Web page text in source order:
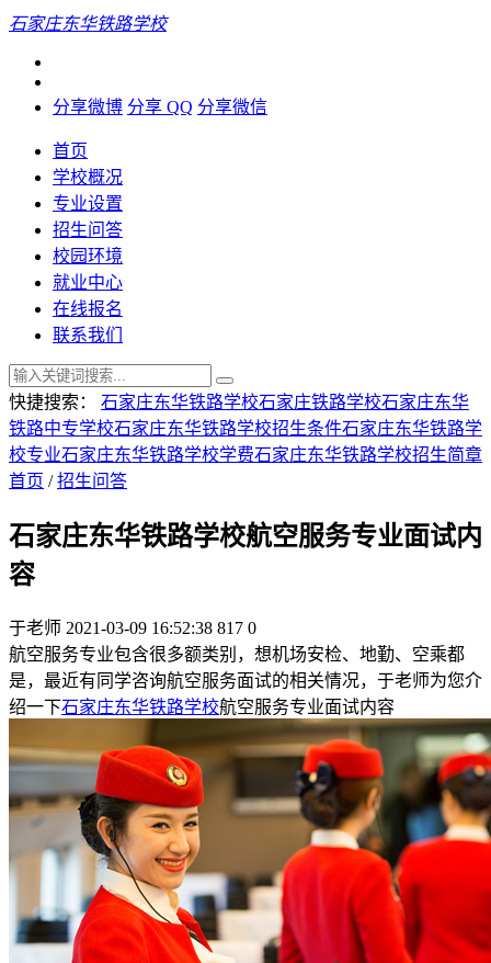
石家庄东华铁路学校
分享微博 分享 QQ 分享微信
首页
学校概况
专业设置
招生问答
校园环境
就业中心
在线报名
联系我们
快捷搜索： 石家庄东华铁路学校石家庄铁路学校石家庄东华
铁路中专学校石家庄东华铁路学校招生条件石家庄东华铁路学
校专业石家庄东华铁路学校学费石家庄东华铁路学校招生简章
首页 /招生问答
石家庄东华铁路学校航空服务专业面试内
容
于老师 2021-03-09 16:52:38 817 0
航空服务专业包含很多额类别，想机场安检、地勤、空乘都
是，最近有同学咨询航空服务面试的相关情况，于老师为您介
绍一下石家庄东华铁路学校航空服务专业面试内容